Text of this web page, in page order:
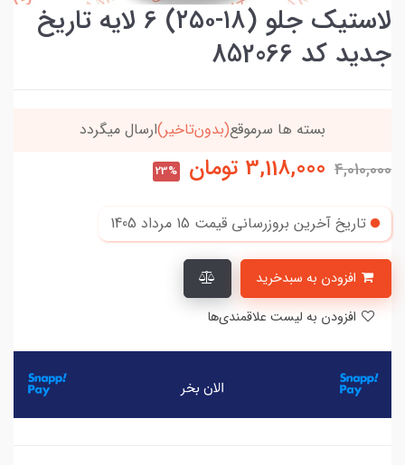
لاستیک جلو (۱۸-۲۵۰) 6 لایه تاریخ
جدید کد 852066
خریدتو به5میلیون برسون،ارسالت‌رایگانه
4,010,000
3,118,000 تومان 23%
تاریخ آخرین بروزرسانی قیمت 15 مرداد 1405